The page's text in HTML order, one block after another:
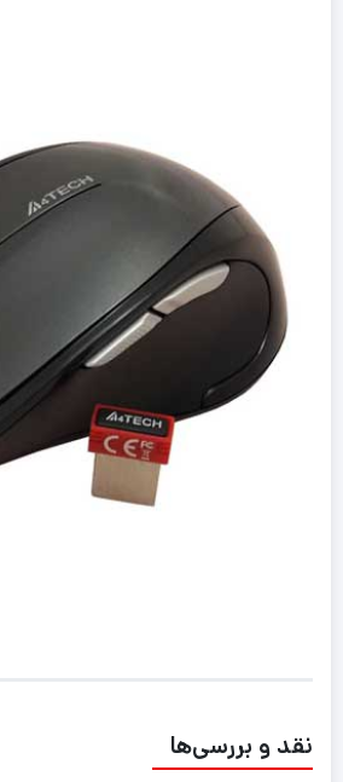
نقد و بررسی‌ها